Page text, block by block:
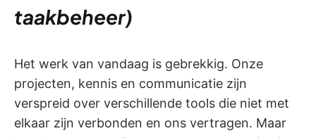
taakbeheer)
Het werk van vandaag is gebrekkig. Onze
projecten, kennis en communicatie zijn
verspreid over verschillende tools die niet met
elkaar zijn verbonden en ons vertragen. Maar